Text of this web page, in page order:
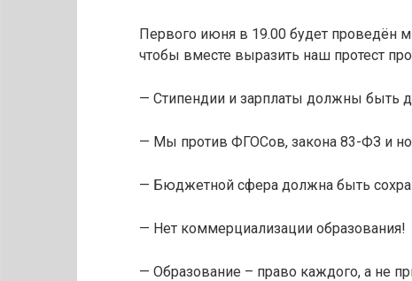
Первого июня в 19.00 будет проведён
чтобы вместе выразить наш протест
— Стипендии и зарплаты должны быть
— Мы против ФГОСов, закона 83-ФЗ и
— Бюджетной сфера должна быть
— Нет коммерциализации образования!
— Образование – право каждого, а не